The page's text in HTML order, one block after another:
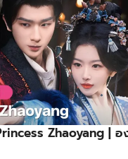
Zhaoyang |